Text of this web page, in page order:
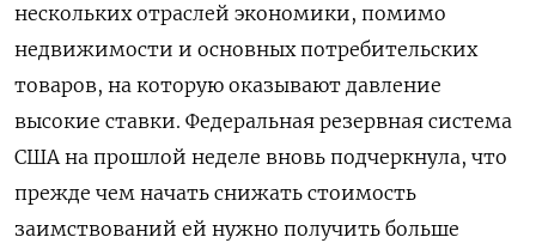
нескольких отраслей экономики, помимо
недвижимости и основных потребительских
товаров, на которую оказывают давление
высокие ставки. Федеральная резервная система
США на прошлой неделе вновь подчеркнула, что
прежде чем начать снижать стоимость
заимствований ей нужно получить больше